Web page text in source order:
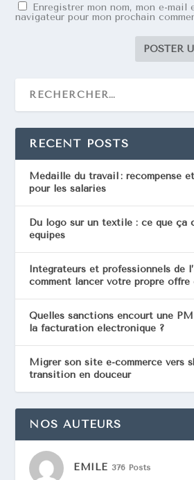
Enregistrer mon nom, mon e-mail
navigateur pour mon prochain
RECENT POSTS
Médaille du travail : récompense
pour les salariés
Du logo sur un textile : ce que ça
équipes
Intégrateurs et professionnels de
comment lancer votre propre
Quelles sanctions encourt une
la facturation électronique ?
Migrer son site e-commerce vers
transition en douceur
NOS AUTEURS
EMILE 376 Posts